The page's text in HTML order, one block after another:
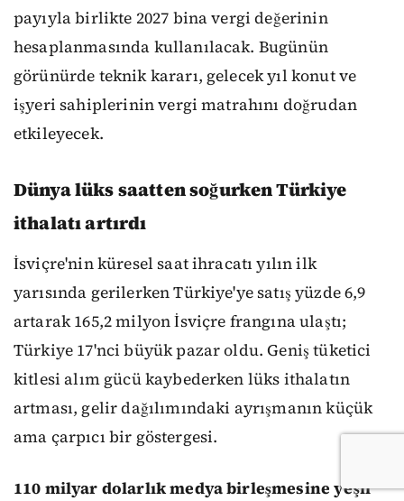
payıyla birlikte 2027 bina vergi değerinin
hesaplanmasında kullanılacak. Bugünün
görünürde teknik kararı, gelecek yıl konut ve
işyeri sahiplerinin vergi matrahını doğrudan
etkileyecek.
Dünya lüks saatten soğurken Türkiye
ithalatı artırdı
İsviçre'nin küresel saat ihracatı yılın ilk
yarısında gerilerken Türkiye'ye satış yüzde 6,9
artarak 165,2 milyon İsviçre frangına ulaştı;
Türkiye 17'nci büyük pazar oldu. Geniş tüketici
kitlesi alım gücü kaybederken lüks ithalatın
artması, gelir dağılımındaki ayrışmanın küçük
ama çarpıcı bir göstergesi.
110 milyar dolarlık medya birleşmesine yeşil